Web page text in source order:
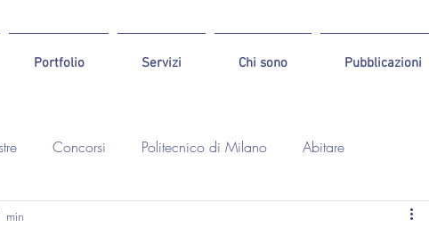
Portfolio Servizi Chi sono Pubblicazioni
Concorsi Politecnico di Milano Abitare
min